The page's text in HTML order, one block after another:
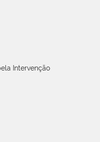
Intervenção